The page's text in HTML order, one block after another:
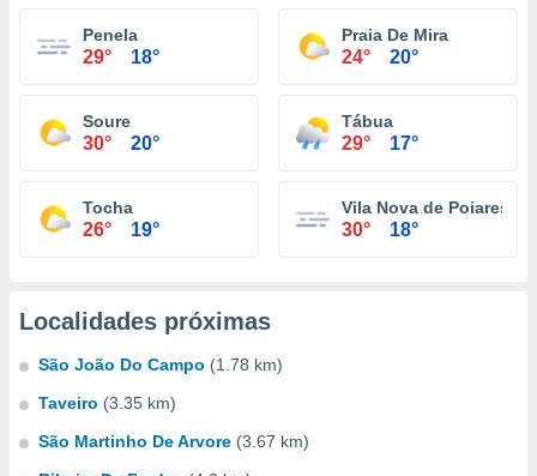
Penela
29° 18°
Praia De Mira
24° 20°
Soure
30° 20°
Tábua
29° 17°
Tocha
26° 19°
Vila Nova de Poiares
30° 18°
Localidades próximas
São João Do Campo (1.78 km)
Taveiro (3.35 km)
São Martinho De Arvore (3.67 km)